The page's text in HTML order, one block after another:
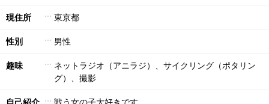
現住所 東京都
性別 男性
趣味
ネットラジオ（アニラジ）、サイクリング（ポタリン
グ）、撮影